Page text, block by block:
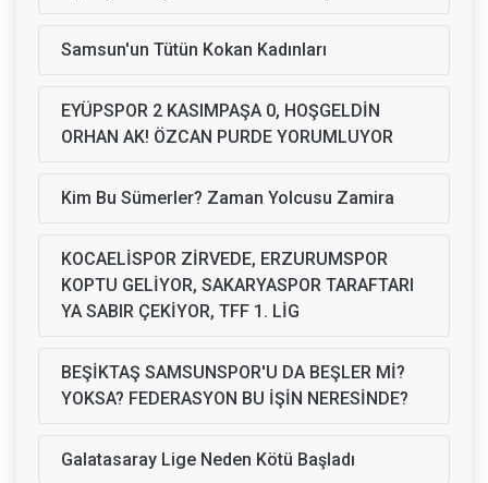
Samsun'un Tütün Kokan Kadınları
EYÜPSPOR 2 KASIMPAŞA 0, HOŞGELDİN
ORHAN AK! ÖZCAN PURDE YORUMLUYOR
Kim Bu Sümerler? Zaman Yolcusu Zamira
KOCAELİSPOR ZİRVEDE, ERZURUMSPOR
KOPTU GELİYOR, SAKARYASPOR TARAFTARI
YA SABIR ÇEKİYOR, TFF 1. LİG
BEŞİKTAŞ SAMSUNSPOR'U DA BEŞLER Mİ?
YOKSA? FEDERASYON BU İŞİN NERESİNDE?
Galatasaray Lige Neden Kötü Başladı